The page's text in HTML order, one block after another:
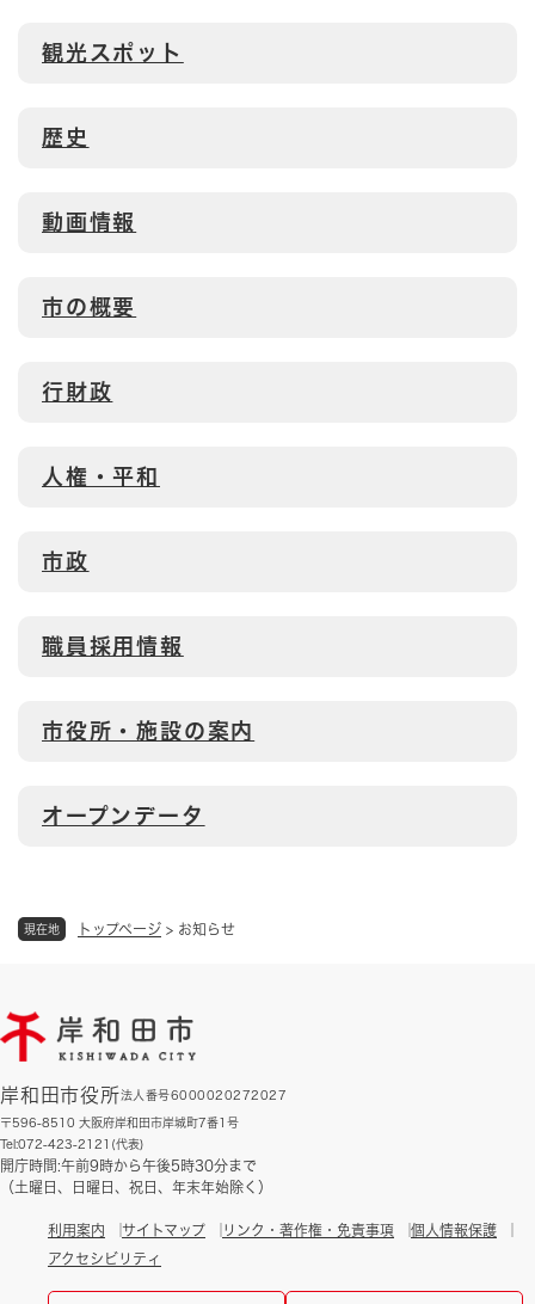
現在地 トップページ > お知らせ
観光スポット
歴史
動画情報
市の概要
行財政
人権・平和
市政
職員採用情報
市役所・施設の案内
オープンデータ
岸和田市役所法人番号6000020272027
〒596-8510 大阪府岸和田市岸城町7番1号
Tel:072-423-2121(代表)
開庁時間:午前9時から午後5時30分まで
（土曜日、日曜日、祝日、年末年始除く）
利用案内 サイトマップ リンク・著作権・免責事項
個人情報保護
アクセシビリティ